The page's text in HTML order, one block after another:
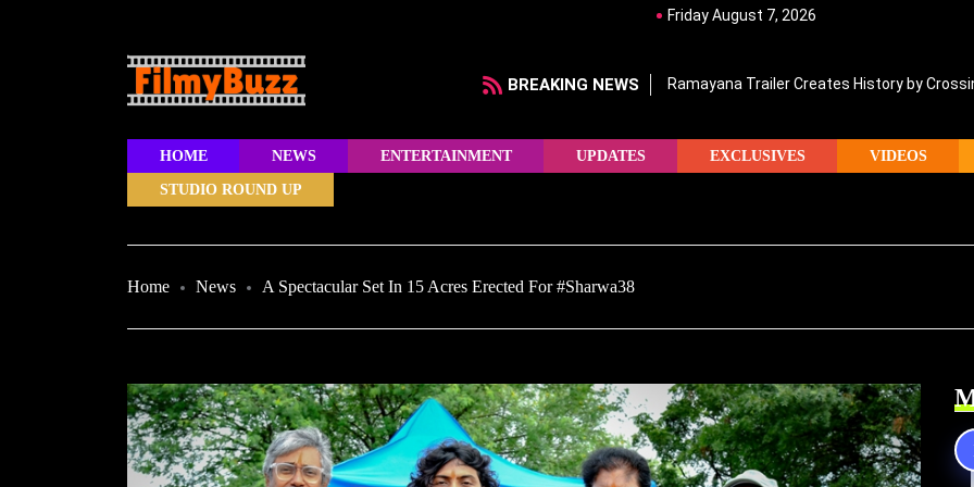
Friday August 7, 2026
BREAKING NEWS Ramayana Trailer Creates History by
HOME NEWS ENTERTAINMENT UPDATES EXCLUSIVES VIDEOS
STUDIO ROUND UP
Home News A Spectacular Set In 15 Acres Erected For #Sharwa38